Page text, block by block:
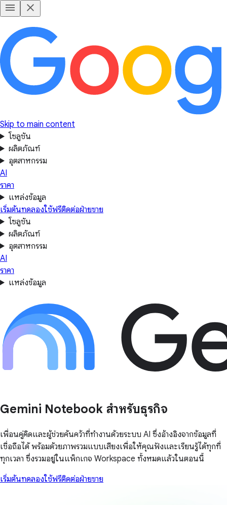
Skip to main content
โซลูชัน
ผลิตภัณฑ์
อุตสาหกรรม
AI
ราคา
แหล่งข้อมูล
เริ่มต้นทดลองใช้ฟรีติดต่อฝ่ายขาย
โซลูชัน
ผลิตภัณฑ์
อุตสาหกรรม
AI
ราคา
แหล่งข้อมูล
Gemini Notebook สำหรับธุรกิจ
เพื่อนคู่คิดและผู้ช่วยค้นคว้าที่ทำงานด้วยระบบ AI ซึ่งอ้างอิงจากข้อมูลที่
เชื่อถือได้ พร้อมด้วยภาพรวมแบบเสียงเพื่อให้คุณฟังและเรียนรู้ได้ทุกที่
ทุกเวลา ซึ่งรวมอยู่ในแพ็กเกจ Workspace ทั้งหมดแล้วในตอนนี้
เริ่มต้นทดลองใช้ฟรีติดต่อฝ่ายขาย